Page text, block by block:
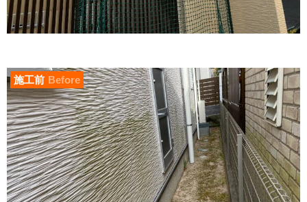
施工前 Before